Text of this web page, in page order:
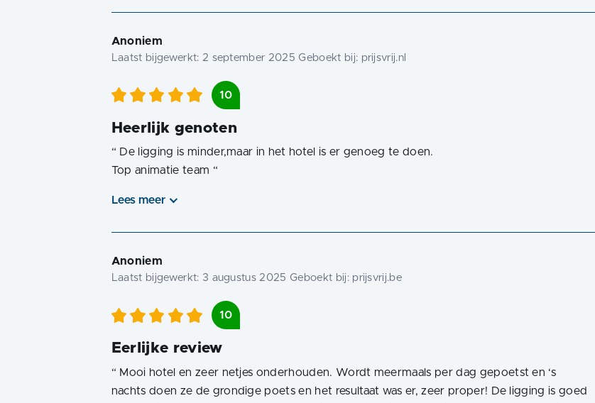
Anoniem
Laatst bijgewerkt: 2 september 2025 Geboekt bij: prijsvrij.nl
10
Heerlijk genoten
“ De ligging is minder,maar in het hotel is er genoeg te doen.
Top animatie team “
Lees meer
Anoniem
Laatst bijgewerkt: 3 augustus 2025 Geboekt bij: prijsvrij.be
10
Eerlijke review
“ Mooi hotel en zeer netjes onderhouden. Wordt meermaals per dag gepoetst en ‘s
nachts doen ze de grondige poets en het resultaat was er, zeer proper! De ligging is goed